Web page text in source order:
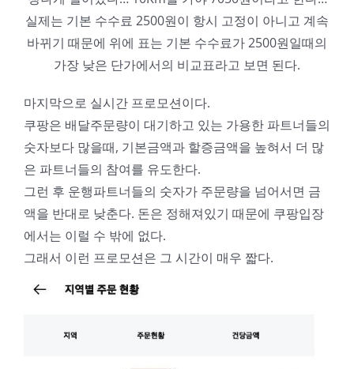
실제는 기본 수수료 2500원이 항시 고정이 아니고 계속
바뀌기 때문에 위에 표는 기본 수수료가 2500원일때의
가장 낮은 단가에서의 비교표라고 보면 된다.
마지막으로 실시간 프로모션이다.
쿠팡은 배달주문량이 대기하고 있는 가용한 파트너들의
숫자보다 많을때, 기본금액과 할증금액을 높혀서 더 많
은 파트너들의 참여를 유도한다.
그런 후 운행파트너들의 숫자가 주문량을 넘어서면 금
액을 반대로 낮춘다. 돈은 정해져있기 때문에 쿠팡입장
에서는 이럴 수 밖에 없다.
그래서 이런 프로모션은 그 시간이 매우 짧다.